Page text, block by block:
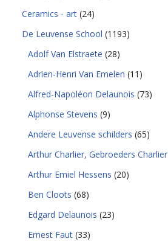
Ceramics - art (24)
De Leuvense School (1193)
Adolf Van Elstraete (28)
Adrien-Henri Van Emelen (11)
Alfred-Napoléon Delaunois (73)
Alphonse Stevens (9)
Andere Leuvense schilders (65)
Arthur Charlier, Gebroeders Charlier
Arthur Emiel Hessens (20)
Ben Cloots (68)
Edgard Delaunois (23)
Ernest Faut (33)